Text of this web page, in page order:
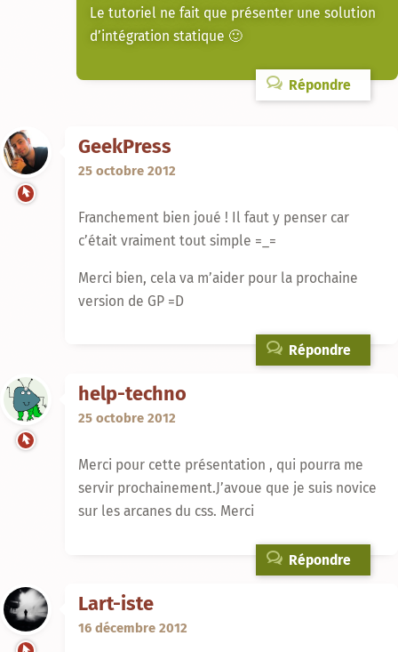
Le tutoriel ne fait que présenter une solution
d’intégration statique 🙂
Répondre
GeekPress
25 octobre 2012
Franchement bien joué ! Il faut y penser car
c’était vraiment tout simple =_=
Merci bien, cela va m’aider pour la prochaine
version de GP =D
Répondre
help-techno
25 octobre 2012
Merci pour cette présentation , qui pourra me
servir prochainement.J’avoue que je suis novice
sur les arcanes du css. Merci
Répondre
Lart-iste
16 décembre 2012